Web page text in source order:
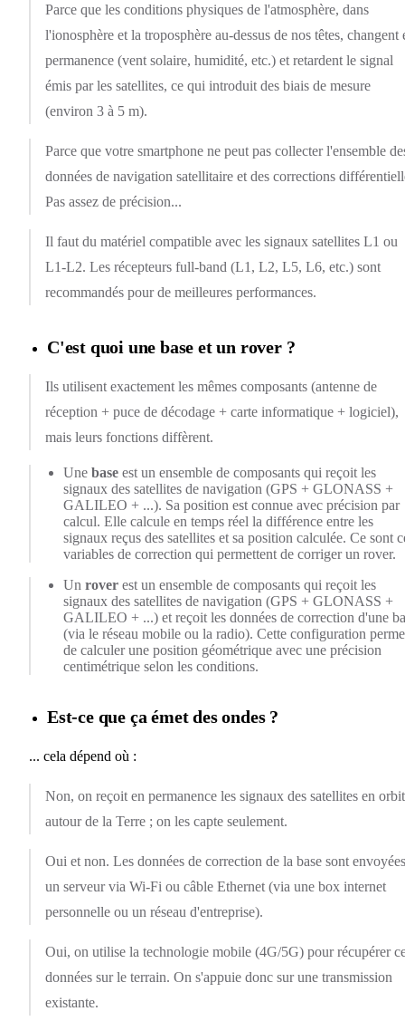
Parce que les conditions physiques de l'atmosphère, dans
l'ionosphère et la troposphère au-dessus de nos têtes, changent
permanence (vent solaire, humidité, etc.) et retardent le signal
émis par les satellites, ce qui introduit des biais de mesure
(environ 3 à 5 m).
Parce que votre smartphone ne peut pas collecter l'ensemble
données de navigation satellitaire et des corrections
Pas assez de précision...
Il faut du matériel compatible avec les signaux satellites L1 ou
L1-L2. Les récepteurs full-band (L1, L2, L5, L6, etc.) sont
recommandés pour de meilleures performances.
C'est quoi une base et un rover ?
Ils utilisent exactement les mêmes composants (antenne de
réception + puce de décodage + carte informatique + logiciel),
mais leurs fonctions diffèrent.
Une base est un ensemble de composants qui reçoit les
signaux des satellites de navigation (GPS + GLONASS +
GALILEO + ...). Sa position est connue avec précision par
calcul. Elle calcule en temps réel la différence entre les
signaux reçus des satellites et sa position calculée. Ce sont
variables de correction qui permettent de corriger un rover.
Un rover est un ensemble de composants qui reçoit les
signaux des satellites de navigation (GPS + GLONASS +
GALILEO + ...) et reçoit les données de correction d'une
(via le réseau mobile ou la radio). Cette configuration
de calculer une position géométrique avec une précision
centimétrique selon les conditions.
Est-ce que ça émet des ondes ?
... cela dépend où :
Non, on reçoit en permanence les signaux des satellites en
autour de la Terre ; on les capte seulement.
Oui et non. Les données de correction de la base sont
un serveur via Wi-Fi ou câble Ethernet (via une box internet
personnelle ou un réseau d'entreprise).
Oui, on utilise la technologie mobile (4G/5G) pour récupérer
données sur le terrain. On s'appuie donc sur une transmission
existante.